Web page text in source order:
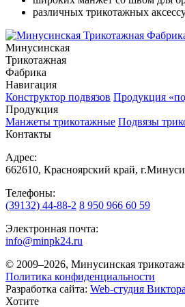
различных трикотажных
Минусинская
Трикотажная
Фабрика
Навигация
Конструктор подвязов Продукция
Продукция
Манжеты трикотажные Подвязы
Контакты
Адрес:
662610, Красноярский край,
Телефоны:
(39132) 44-88-2 8 950 966 60 59
Электронная почта:
info@minpk24.ru
© 2009–2026, Минусинская
Политика конфиденциальности
Разработка сайта: Web-студия
Хотите